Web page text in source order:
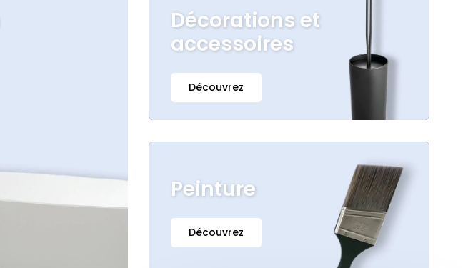
Décorations et
accessoires
Découvrez
Peinture
Découvrez